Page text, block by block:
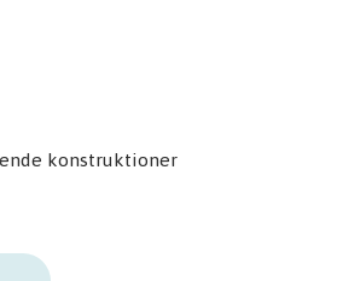
konstruktioner